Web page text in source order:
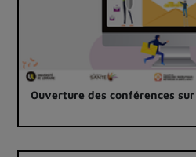
Ouverture des conférences